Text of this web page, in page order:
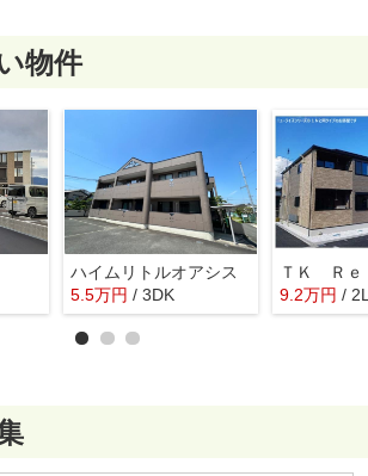
物件
ハイムリトルオアシス
5.5万円 / 3DK 9.2万円 /